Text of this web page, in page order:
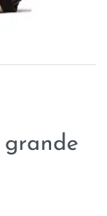
grande